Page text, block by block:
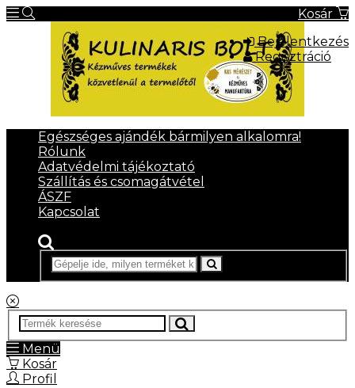
Kosár
Bejelentkezés
Regisztráció
Egészséges ajándék bármilyen alkalomra!
Rólunk
Adatvédelmi tájékoztató
Szállítás és csomagátvétel
ÁSZF
Kapcsolat
Menü
Kosár
Profil